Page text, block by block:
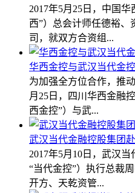
2017年5月25日，中国
西”）总会计师任德裕
司，就双方合资组...
华西金控与武汉当代金
为加强全方位合作，推
月25日，四川华西金融
西金控”）与武...
武汉当代金融控股集团
2017年5月10日，武汉
“当代金控”）执行总裁
开方、天乾资管...